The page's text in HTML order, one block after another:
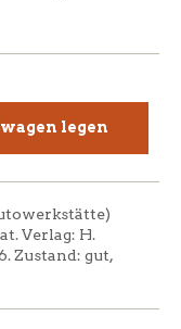
legen
Verlag: H.
Zustand: gut,